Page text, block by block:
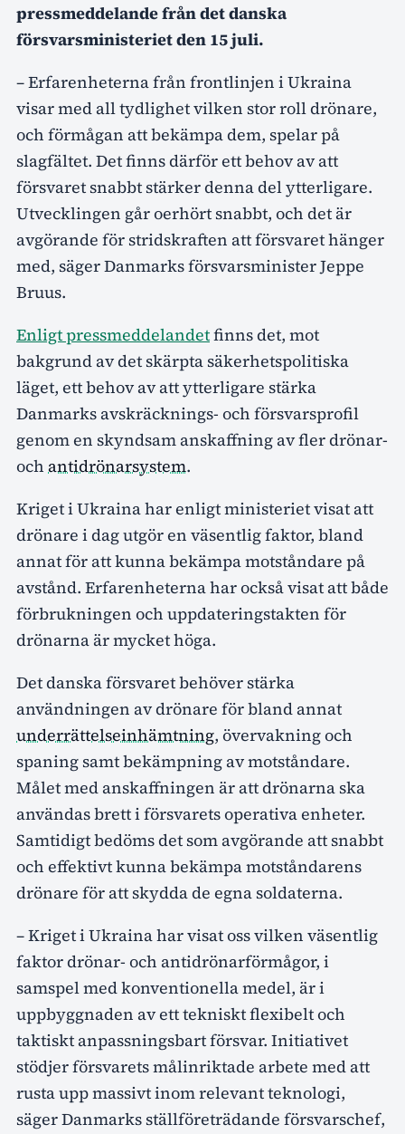
pressmeddelande från det danska
försvarsministeriet den 15 juli.
– Erfarenheterna från frontlinjen i Ukraina
visar med all tydlighet vilken stor roll drönare,
och förmågan att bekämpa dem, spelar på
slagfältet. Det finns därför ett behov av att
försvaret snabbt stärker denna del ytterligare.
Utvecklingen går oerhört snabbt, och det är
avgörande för stridskraften att försvaret hänger
med, säger Danmarks försvarsminister Jeppe
Bruus.
Enligt pressmeddelandetfinns det, mot
bakgrund av det skärpta säkerhetspolitiska
läget, ett behov av att ytterligare stärka
Danmarks avskräcknings- och försvarsprofil
genom en skyndsam anskaffning av fler drönar-
och antidrönarsystem.
Kriget i Ukraina har enligt ministeriet visat att
drönare i dag utgör en väsentlig faktor, bland
annat för att kunna bekämpa motståndare på
avstånd. Erfarenheterna har också visat att både
förbrukningen och uppdateringstakten för
drönarna är mycket höga.
Det danska försvaret behöver stärka
användningen av drönare för bland annat
underrättelseinhämtning, övervakning och
spaning samt bekämpning av motståndare.
Målet med anskaffningen är att drönarna ska
användas brett i försvarets operativa enheter.
Samtidigt bedöms det som avgörande att snabbt
och effektivt kunna bekämpa motståndarens
drönare för att skydda de egna soldaterna.
– Kriget i Ukraina har visat oss vilken väsentlig
faktor drönar- och antidrönarförmågor, i
samspel med konventionella medel, är i
uppbyggnaden av ett tekniskt flexibelt och
taktiskt anpassningsbart försvar. Initiativet
stödjer försvarets målinriktade arbete med att
rusta upp massivt inom relevant teknologi,
säger Danmarks ställföreträdande försvarschef,